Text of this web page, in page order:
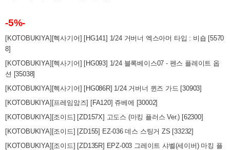
-5%-
[KOTOBUKIYA][헥사기어] [HG141] 1/24 거버너 엑스아머 타입 : 비숍 [5570
8]
[KOTOBUKIYA][헥사기어] [HG093] 1/24 블록베이스07 - 펜스 플레이트 옵
션 [35038]
[KOTOBUKIYA][헥사기어] [HG086R] 1/24 거버너 퀸즈 가드 [30903]
[KOTOBUKIYA][프레임암즈] [FA120] 쥬베에 [30002]
[KOTOBUKIYA][조이드] [ZD157X] 고도스 (마킹 플러스 Ver.) [62300]
[KOTOBUKIYA][조이드] [ZD155] EZ-036 데스 스팅거 ZS [33232]
[KOTOBUKIYA][조이드] [ZD135R] EPZ-003 그레이트 샤벨(세이버) 마킹 플